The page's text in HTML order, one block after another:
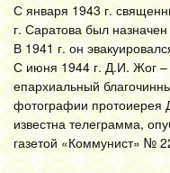
С января 1943 г.
г. Саратова был
В 1941 г. он
С июня 1944 г. Д.И. Жог –
епархиальный
фотографии протоиерея
известна телеграмма,
газетой «Коммунист» №